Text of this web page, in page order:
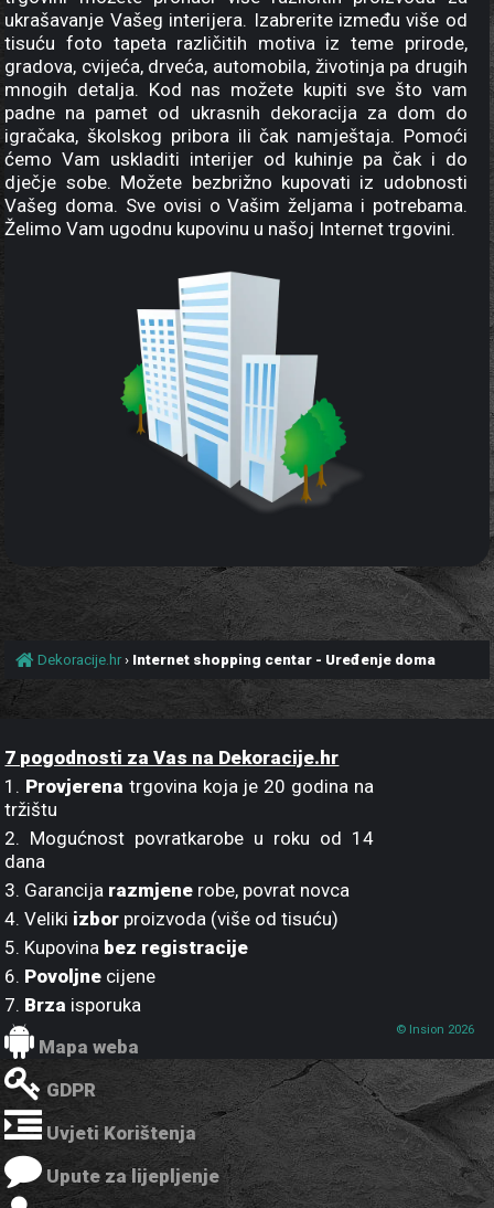
ukrašavanje Vašeg interijera. Izabrerite između više od
tisuću foto tapeta različitih motiva iz teme prirode,
gradova, cvijeća, drveća, automobila, životinja pa drugih
mnogih detalja. Kod nas možete kupiti sve što vam
padne na pamet od ukrasnih dekoracija za dom do
igračaka, školskog pribora ili čak namještaja. Pomoći
ćemo Vam uskladiti interijer od kuhinje pa čak i do
dječje sobe. Možete bezbrižno kupovati iz udobnosti
Vašeg doma. Sve ovisi o Vašim željama i potrebama.
Želimo Vam ugodnu kupovinu u našoj Internet trgovini.
Dekoracije.hr› Internet shopping centar - Uređenje doma
7 pogodnosti za Vas na Dekoracije.hr
1. Provjerena trgovina koja je 20 godina na
tržištu
2. Mogućnost povratkarobe u roku od 14
dana
3. Garancija razmjene robe, povrat novca
4. Veliki izbor proizvoda (više od tisuću)
5. Kupovina bez registracije
6. Povoljne cijene
7. Brza isporuka
Mapa weba
GDPR
Uvjeti Korištenja
Upute za lijepljenje
© Insion 2026